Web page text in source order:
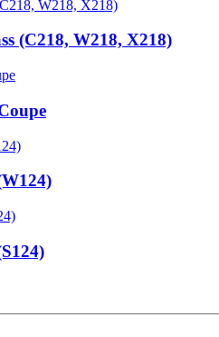
(C218, W218, X218)